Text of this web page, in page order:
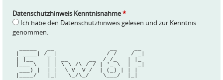
Datenschutzhinweis Kenntnisnahme*
Ich habe den Datenschutzhinweis gelesen und zur Kenntnis
genommen.
| ____| /_ |              / /    / _|
| |__    | | __      __  / /_   | |_
|___ \   | | \ \ /\ / / | '_ \  |  _|
  ___) |  | |  \ V  V /  | (_) | | |
|____/   |_|   \_/\_/    \___/  |_|